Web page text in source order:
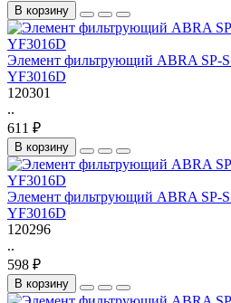
В корзину
Элемент фильтрующий ABRA SP-S
YF3016D
120301
..
611 ₽
В корзину
Элемент фильтрующий ABRA SP-S
YF3016D
120296
..
598 ₽
В корзину